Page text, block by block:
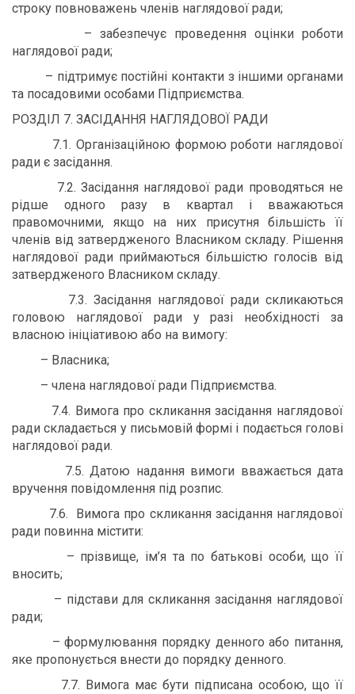
строку повноважень членів наглядової ради;
– забезпечує проведення оцінки роботи
наглядової ради;
– підтримує постійні контакти з іншими органами
та посадовими особами Підприємства.
РОЗДІЛ 7. ЗАСІДАННЯ НАГЛЯДОВОЇ РАДИ
7.1. Організаційною формою роботи наглядової
ради є засідання.
7.2. Засідання наглядової ради проводяться не
рідше одного разу в квартал і вважаються
правомочними, якщо на них присутня більшість її
членів від затвердженого Власником складу. Рішення
наглядової ради приймаються більшістю голосів від
затвердженого Власником складу.
7.3. Засідання наглядової ради скликаються
головою наглядової ради у разі необхідності за
власною ініціативою або на вимогу:
– Власника;
– члена наглядової ради Підприємства.
7.4. Вимога про скликання засідання наглядової
ради складається у письмовій формі і подається голові
наглядової ради.
7.5. Датою надання вимоги вважається дата
вручення повідомлення під розпис.
7.6. Вимога про скликання засідання наглядової
ради повинна містити:
– прізвище, ім’я та по батькові особи, що її
вносить;
– підстави для скликання засідання наглядової
ради;
– формулювання порядку денного або питання,
яке пропонується внести до порядку денного.
7.7. Вимога має бути підписана особою, що її